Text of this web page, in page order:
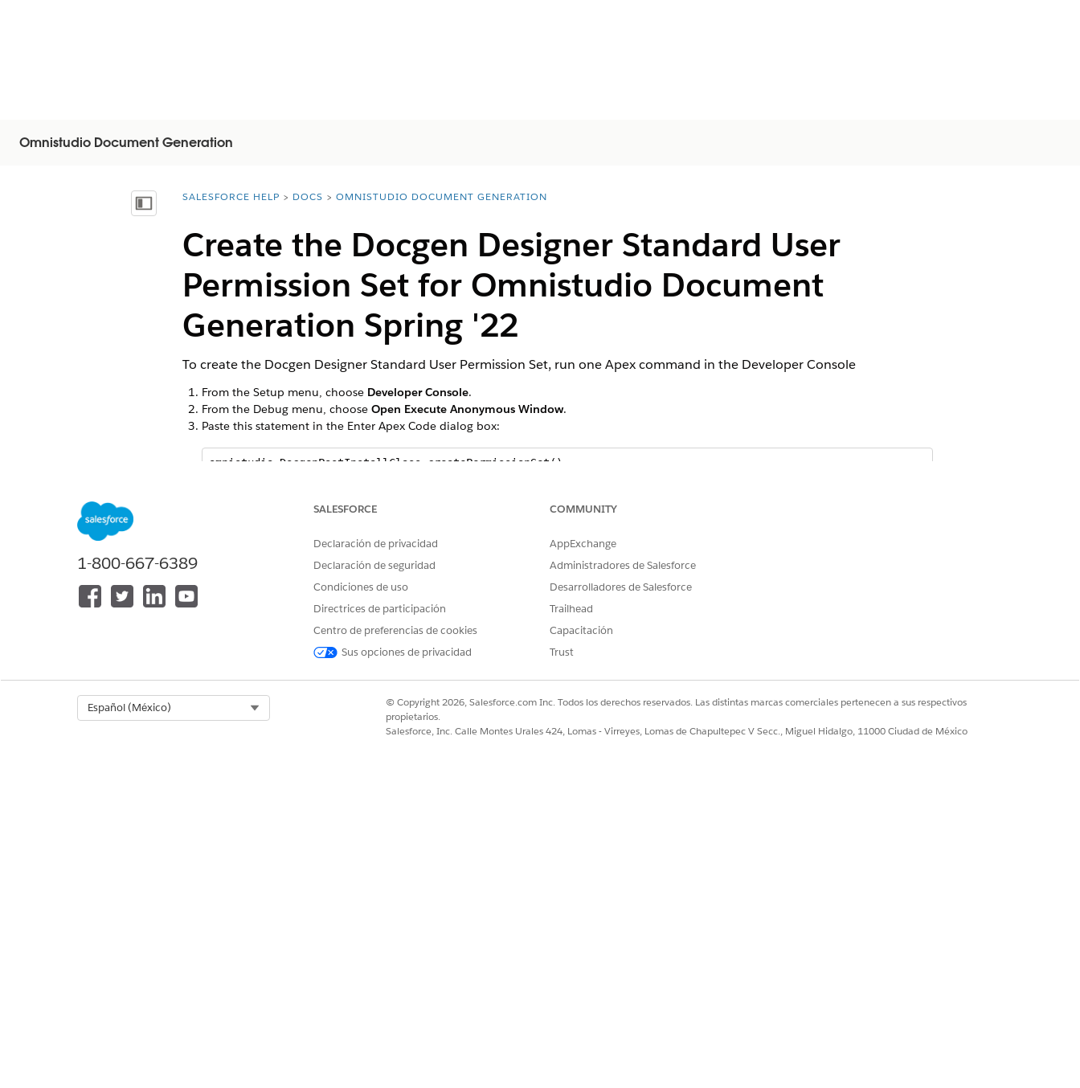
Omnistudio Document Generation
Mostrar índice de materias
You are here:
SALESFORCE HELP DOCS OMNISTUDIO DOCUMENT GENERATION
Create the Docgen Designer Standard User
Permission Set for Omnistudio Document
Generation Spring '22
To create the Docgen Designer Standard User Permission Set, run one Apex command in the Developer Console
From the Setup menu, choose Developer Console.
From the Debug menu, choose Open Execute Anonymous Window.
Paste this statement in the Enter Apex Code dialog box:
omnistudio.DocgenPostInstallClass.createPermissionSet();
Execute Highlighted.
Assign the permission set to your users.
¿RESOLVIÓ ESTE ARTÍCULO SU PROBLEMA?
¡Háganos saber cómo podemos mejorar!
1-800-667-6389
SALESFORCE
Declaración de privacidad
Declaración de seguridad
Condiciones de uso
Directrices de participación
Centro de preferencias de cookies
Sus opciones de privacidad
COMMUNITY
AppExchange
Administradores de Salesforce
Desarrolladores de Salesforce
Trailhead
Capacitación
Trust
Español (México)
© Copyright 2026, Salesforce.com Inc. Todos los derechos reservados. Las distintas marcas comerciales pertenecen a sus respectivos
propietarios.
Salesforce, Inc. Calle Montes Urales 424, Lomas - Virreyes, Lomas de Chapultepec V Secc., Miguel Hidalgo, 11000 Ciudad de México